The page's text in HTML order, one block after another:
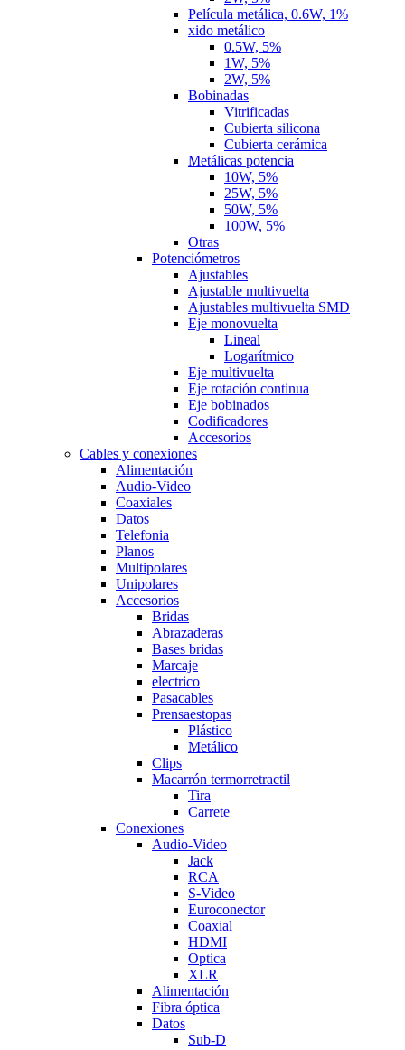
Película metálica, 0.6W, 1%
xido metálico
0.5W, 5%
1W, 5%
2W, 5%
Bobinadas
Vitrificadas
Cubierta silicona
Cubierta cerámica
Metálicas potencia
10W, 5%
25W, 5%
50W, 5%
100W, 5%
Otras
Potenciómetros
Ajustables
Ajustable multivuelta
Ajustables multivuelta SMD
Eje monovuelta
Lineal
Logarítmico
Eje multivuelta
Eje rotación continua
Eje bobinados
Codificadores
Accesorios
Cables y conexiones
Alimentación
Audio-Video
Coaxiales
Datos
Telefonia
Planos
Multipolares
Unipolares
Accesorios
Bridas
Abrazaderas
Bases bridas
Marcaje
electrico
Pasacables
Prensaestopas
Plástico
Metálico
Clips
Macarrón termorretractil
Tira
Carrete
Conexiones
Audio-Video
Jack
RCA
S-Video
Euroconector
Coaxial
HDMI
Optica
XLR
Alimentación
Fibra óptica
Datos
Sub-D